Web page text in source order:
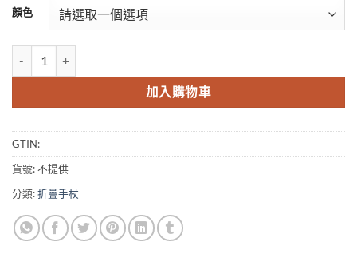
顏色
加入購物車
GTIN:
貨號:不提供
分類:折疊手杖